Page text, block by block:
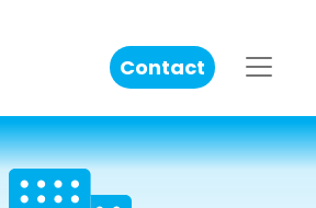
Contact